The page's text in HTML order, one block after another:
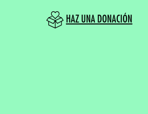
HAZ UNA DONACIÓN